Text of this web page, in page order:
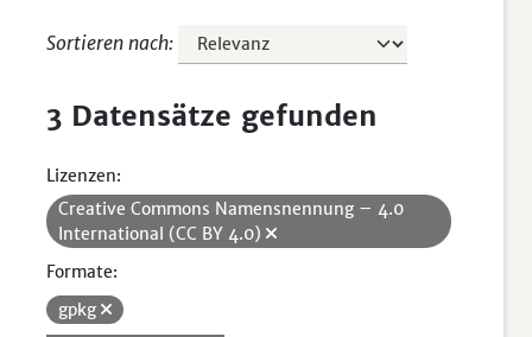
Sortieren nach
3 Datensätze gefunden
Lizenzen:
Creative Commons Namensnennung – 4.0
International (CC BY 4.0)
Formate:
gpkg